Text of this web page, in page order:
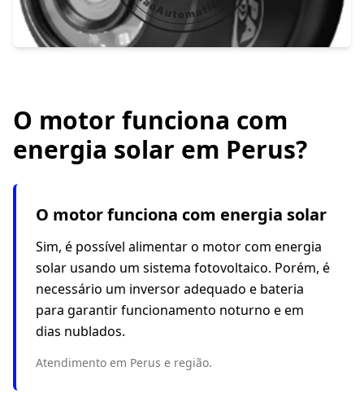
O motor funciona com
energia solar em Perus?
O motor funciona com energia solar
Sim, é possível alimentar o motor com energia
solar usando um sistema fotovoltaico. Porém, é
necessário um inversor adequado e bateria
para garantir funcionamento noturno e em
dias nublados.
Atendimento em Perus e região.